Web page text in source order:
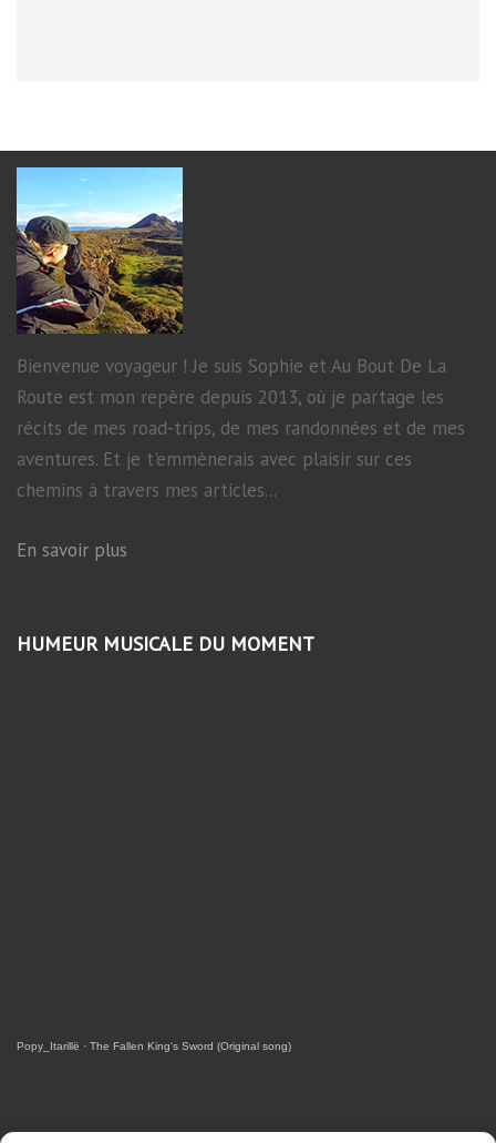
Bienvenue voyageur ! Je suis Sophie et Au Bout De La
Route est mon repère depuis 2013, où je partage les
récits de mes road-trips, de mes randonnées et de mes
aventures. Et je t'emmènerais avec plaisir sur ces
chemins à travers mes articles...
En savoir plus
HUMEUR MUSICALE DU MOMENT
Popy_Itarillë · The Fallen King's Sword (Original song)